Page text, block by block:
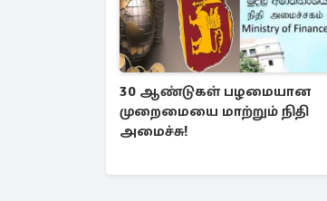
30 ஆண்டுகள் பழமையான
முறைமையை மாற்றும் நிதி
அமைச்சு!